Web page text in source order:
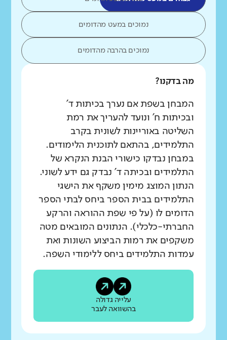
נמוכים במעט מהדומים
נמוכים בהרבה מהדומים
מה בדקנו?
המבחן בשפת אם נערך בכיתות ד'
ובכיתות ח' ונועד להעריך את רמת
השליטה באוריינות לשונית בקרב
התלמידים, בהתאם לתוכנית הלימודים.
במבחן נבדקו כישורי הבנת הנקרא של
התלמידים ובכיתה ד' נבדק גם ידע לשוני.
הנתון המוצג מימין משקף את הישגי
התלמידים בבית הספר ביחס לבתי הספר
הדומים לו (על פי שפת ההוראה והרקע
החברתי-כלכלי). הנתונים המובאים מטה
משקפים את רמות הביצוע השונות ואת
עמדות התלמידים ביחס ללימודי השפה.
עלייה גדולה
בהשוואה לעבר